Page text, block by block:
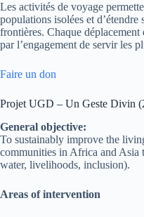
Les activités de voyage
populations isolées et
frontières. Chaque
par l’engagement de servir les
Faire un don
Projet UGD – Un Geste Divin
General objective:
To sustainably improve the
communities in Africa and Asia
water, livelihoods, inclusion).
Areas of intervention